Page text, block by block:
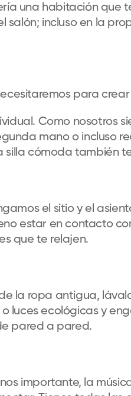
una habitación que
salón; incluso en la
para
Como nosotros
mano o incluso
silla cómoda también
el sitio y el
estar en contacto
que te relajen.
la ropa antigua,
luces ecológicas y
pared a pared.
importante, la